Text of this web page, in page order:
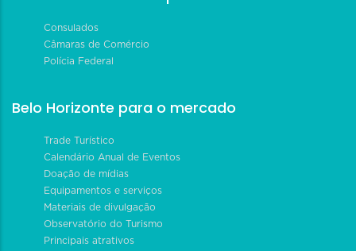
Consulados
Câmaras de Comércio
Polícia Federal
Belo Horizonte para o mercado
Trade Turístico
Calendário Anual de Eventos
Doação de mídias
Equipamentos e serviços
Materiais de divulgação
Observatório do Turismo
Principais atrativos